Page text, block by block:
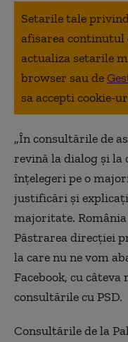
Setarile tale
afisarea continutul
actualiza setarile
browser sau de
sa accepti cookie-
„În consultările de
revină la dialog şi la
înţelegeri pe o
justificări şi
majoritate. România
Păstrarea direcţiei
la care nu ne vom
Facebook, cu
consultările cu PSD.
Consultările de la